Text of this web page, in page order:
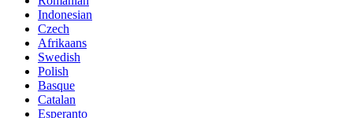
Indonesian
Czech
Afrikaans
Swedish
Polish
Basque
Catalan
Esperanto